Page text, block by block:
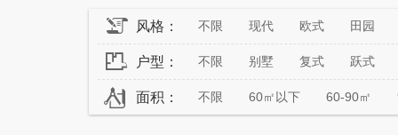
风格： 不限 现代 欧式 田园
户型： 不限 别墅 复式 跃式
面积： 不限 60㎡以下 60-90㎡